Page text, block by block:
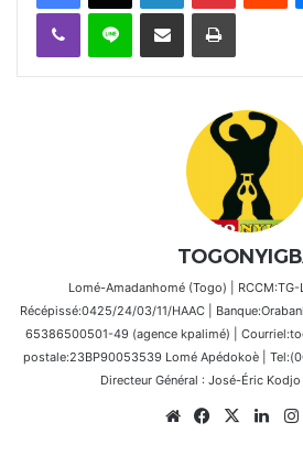
Viber Ligne Partager par email Imprimer
Lomé-Amadanhomé (Togo) | RCCM:TG-
Récépissé:0425/24/03/11/HAAC |
65386500501-49 (agence kpalimé) |
postale:23BP90053539 Lomé Apédokoè |
Directeur Général : José-Éric Kodjo
WebsiteFacebook
X